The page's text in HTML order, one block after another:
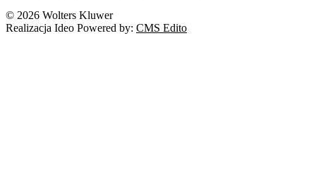
Prawo autorskie
© 2026 Wolters Kluwer
Realizacja Ideo Powered by: CMS Edito